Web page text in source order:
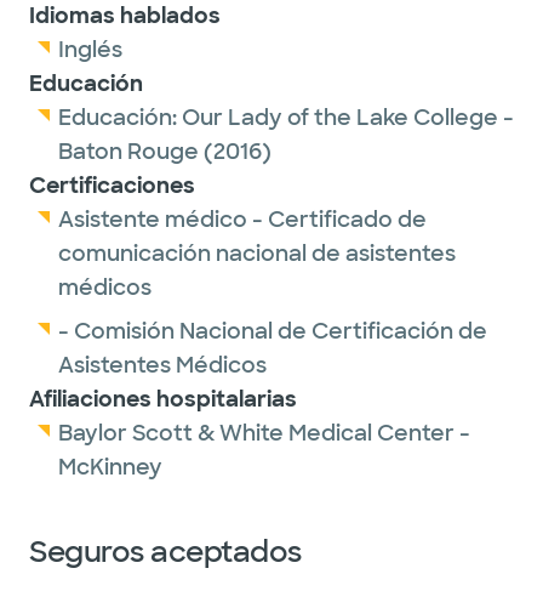
Idiomas hablados
Inglés
Educación
Educación: Our Lady of the Lake College -
Baton Rouge (2016)
Certificaciones
Asistente médico - Certificado de
comunicación nacional de asistentes
médicos
- Comisión Nacional de Certificación de
Asistentes Médicos
Afiliaciones hospitalarias
Baylor Scott & White Medical Center -
McKinney
Seguros aceptados